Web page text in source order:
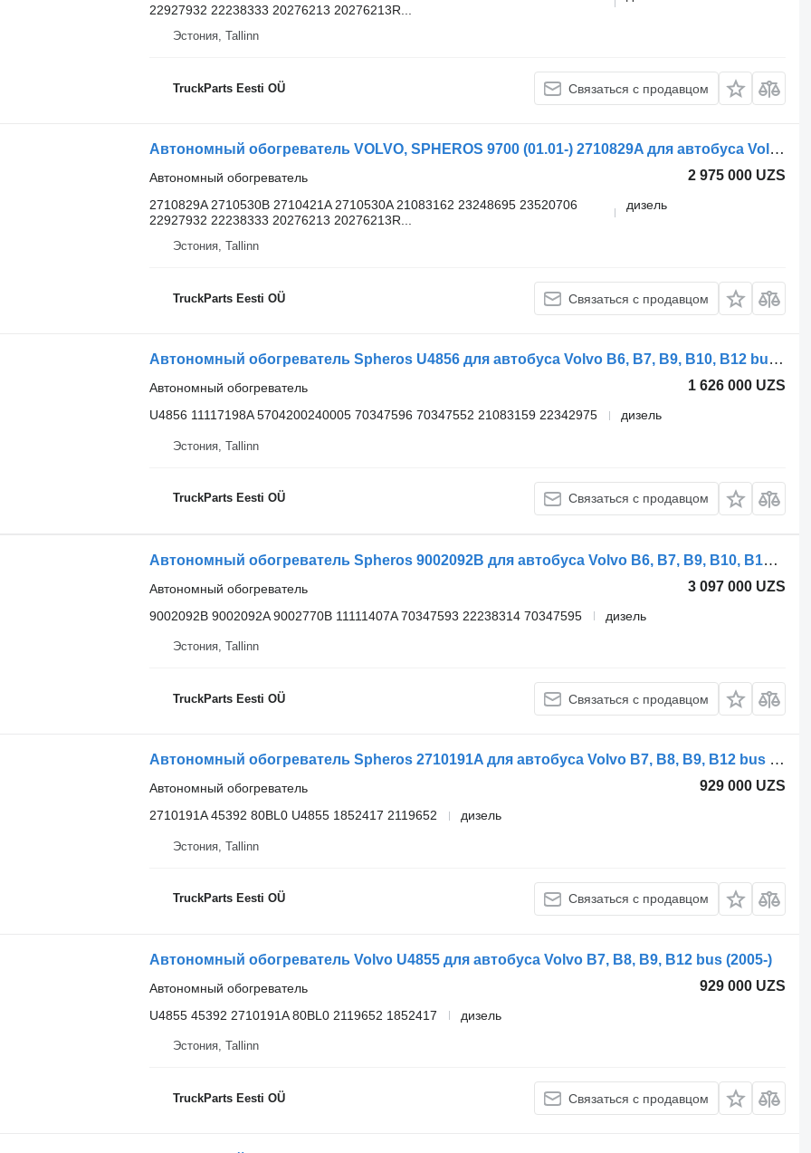
22927932 22238333 20276213 20276213R...
Эстония, Tallinn
TruckParts Eesti OÜ Связаться с продавцом
Автономный обогреватель VOLVO, SPHEROS 9700 (01.01-) 2710829A для автобуса Volvo 7700-9900 bus (1999-)
2 975 000 UZS
Автономный обогреватель
2710829A 2710530B 2710421A 2710530A 21083162 23248695 23520706
22927932 22238333 20276213 20276213R...
дизель
Эстония, Tallinn
TruckParts Eesti OÜ Связаться с продавцом
Автономный обогреватель Spheros U4856 для автобуса Volvo B6, B7, B9, B10, B12 bus (1978-2011)
1 626 000 UZS
Автономный обогреватель
U4856 11117198A 5704200240005 70347596 70347552 21083159 22342975
дизель
Эстония, Tallinn
TruckParts Eesti OÜ Связаться с продавцом
Автономный обогреватель Spheros 9002092B для автобуса Volvo B6, B7, B9, B10, B12 bus (1978-2011)
3 097 000 UZS
Автономный обогреватель
9002092B 9002092A 9002770B 11111407A 70347593 22238314 70347595
дизель
Эстония, Tallinn
TruckParts Eesti OÜ Связаться с продавцом
Автономный обогреватель Spheros 2710191A для автобуса Volvo B7, B8, B9, B12 bus (2005-)
929 000 UZS
Автономный обогреватель
2710191A 45392 80BL0 U4855 1852417 2119652
дизель
Эстония, Tallinn
TruckParts Eesti OÜ Связаться с продавцом
Автономный обогреватель Volvo U4855 для автобуса Volvo B7, B8, B9, B12 bus (2005-)
929 000 UZS
Автономный обогреватель
U4855 45392 2710191A 80BL0 2119652 1852417
дизель
Эстония, Tallinn
TruckParts Eesti OÜ Связаться с продавцом